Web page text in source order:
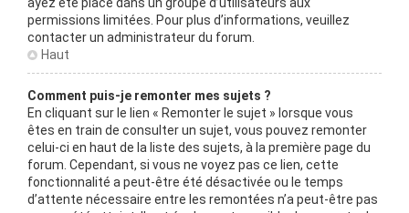
permissions limitées. Pour plus d’informations, veuillez
contacter un administrateur du forum.
Haut
Comment puis-je remonter mes sujets ?
En cliquant sur le lien « Remonter le sujet » lorsque vous
êtes en train de consulter un sujet, vous pouvez remonter
celui-ci en haut de la liste des sujets, à la première page du
forum. Cependant, si vous ne voyez pas ce lien, cette
fonctionnalité a peut-être été désactivée ou le temps
d’attente nécessaire entre les remontées n’a peut-être pas